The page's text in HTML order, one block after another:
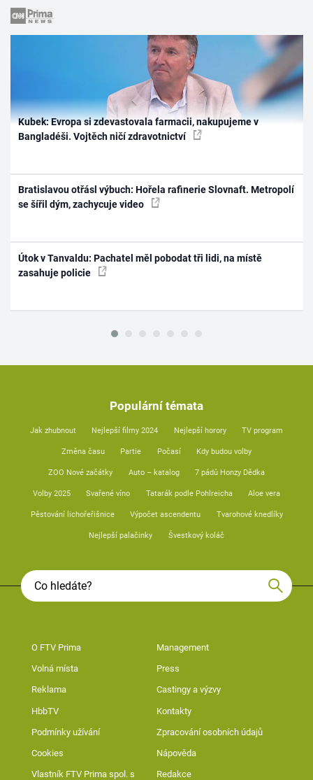
Kubek: Evropa si zdevastovala farmacii, nakupujeme v
Bangladéši. Vojtěch ničí zdravotnictví
Bratislavou otřásl výbuch: Hořela rafinerie Slovnaft. Metropolí
se šířil dým, zachycuje video
Útok v Tanvaldu: Pachatel měl pobodat tři lidi, na místě
zasahuje policie
Populární témata
Jak zhubnout Nejlepší filmy 2024 Nejlepší horory TV program
Změna času Partie Počasí Kdy budou volby
ZOO Nové začátky Auto – katalog 7 pádů Honzy Dědka
Volby 2025 Svařené víno Tatarák podle Pohlreicha Aloe vera
Pěstování lichořeřišnice Výpočet ascendentu Tvarohové knedlíky
Nejlepší palačinky Švestkový koláč
O FTV Prima Management
Volná místa Press
Reklama Castingy a výzvy
HbbTV Kontakty
Podmínky užívání Zpracování osobních údajů
Cookies Nápověda
Vlastník FTV Prima spol. s Redakce